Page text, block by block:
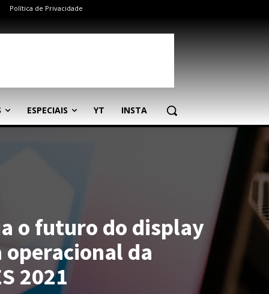
Política de Privacidade
ESPECIAIS YT INSTA
o futuro do display
operacional da
2021